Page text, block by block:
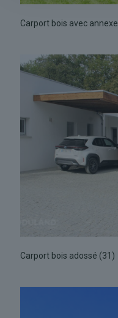
Carport bois avec annexe
Carport bois adossé (31)